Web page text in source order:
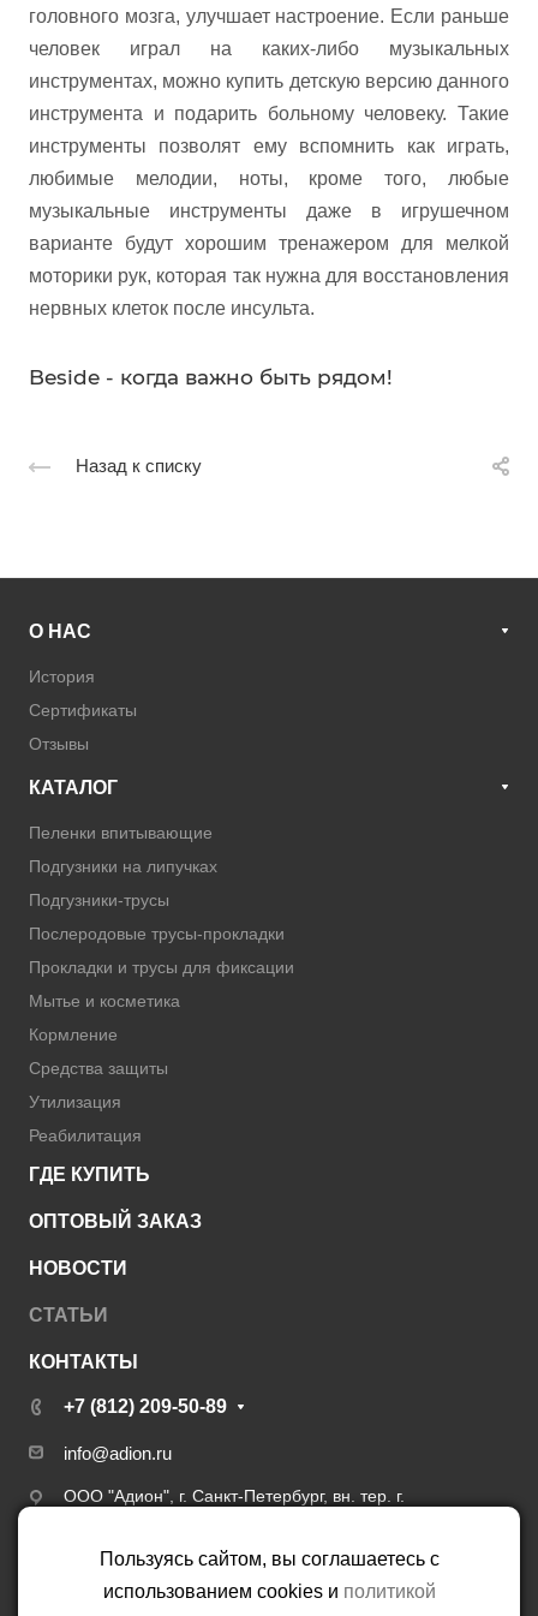
головного мозга, улучшает настроение. Если раньше
человек играл на каких-либо музыкальных
инструментах, можно купить детскую версию данного
инструмента и подарить больному человеку. Такие
инструменты позволят ему вспомнить как играть,
любимые мелодии, ноты, кроме того, любые
музыкальные инструменты даже в игрушечном
варианте будут хорошим тренажером для мелкой
моторики рук, которая так нужна для восстановления
нервных клеток после инсульта.
Beside - когда важно быть рядом!
Назад к списку
О НАС
История
Сертификаты
Отзывы
КАТАЛОГ
Пеленки впитывающие
Подгузники на липучках
Подгузники-трусы
Послеродовые трусы-прокладки
Прокладки и трусы для фиксации
Мытье и косметика
Кормление
Средства защиты
Утилизация
Реабилитация
ГДЕ КУПИТЬ
ОПТОВЫЙ ЗАКАЗ
НОВОСТИ
СТАТЬИ
КОНТАКТЫ
+7 (812) 209-50-89
info@adion.ru
ООО "Адион", г. Санкт-Петербург, вн. тер. г.
д. 12, литера А, пом. 5.3.13
Пользуясь сайтом, вы соглашаетесь с
использованием cookies и политикой